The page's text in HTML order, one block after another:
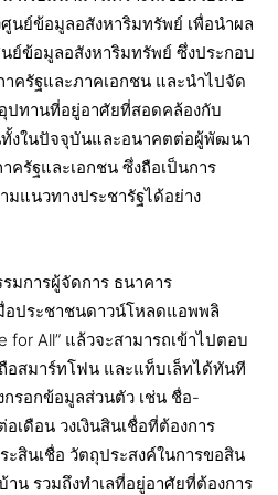
ย์ข้อมูลอสังหาริมทรัพย์ เพื่อนำผล
ย์ข้อมูลอสังหาริมทรัพย์ ซึ่งประกอบ
ครัฐและภาคเอกชน และนำไปจัด
ปทานที่อยู่อาศัยที่สอดคล้องกับ
งในปัจจุบันและอนาคตต่อผู้พัฒนา
ครัฐและเอกชน ซึ่งถือเป็นการ
แนวทางประชารัฐได้อย่าง
รมการผู้จัดการ ธนาคาร
อประชาชนดาวน์โหลดแอพพลิ
for All” แล้วจะสามารถเข้าไปตอบ
อสมาร์ทโฟน และแท็บเล็ทได้ทันที
รอกข้อมูลส่วนตัว เช่น ชื่อ-
เดือน วงเงินสินเชื่อที่ต้องการ
ะสินเชื่อ วัตถุประสงค์ในการขอสิน
าน รวมถึงทำเลที่อยู่อาศัยที่ต้องการ